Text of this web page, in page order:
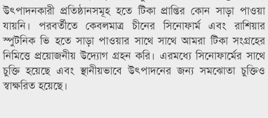
উৎপাদনকারী প্রতিষ্ঠানসমূহ হতে টিকা প্রাপ্তির কোন সাড়া পাওয়া
যায়নি। পরবর্তীতে কেবলমাত্র চীনের সিনোফার্ম এবং রাশিয়ার
স্পুটনিক ভি হতে সাড়া পাওয়ার সাথে সাথে আমরা টিকা সংগ্রহের
নিমিত্তে প্রয়োজনীয় উদ্যোগ গ্রহন করি। এরমধ্যে সিনোফার্মের সাথে
চুক্তি হয়েছে এবং স্থানীয়ভাবে উৎপাদনের জন্য সমঝোতা চুক্তিও
স্বাক্ষরিত হয়েছে।